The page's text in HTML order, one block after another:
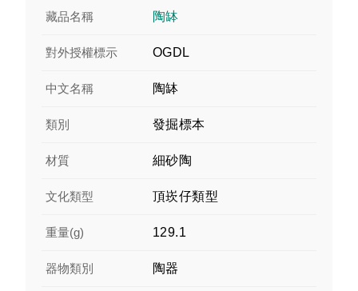
藏品名稱 陶缽
對外授權標示 OGDL
中文名稱 陶缽
類別 發掘標本
材質 細砂陶
文化類型 頂崁仔類型
重量(g) 129.1
器物類別 陶器